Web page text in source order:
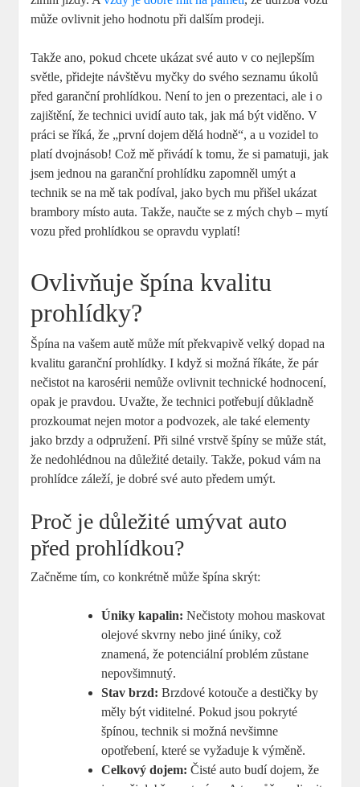
může ovlivnit jeho hodnotu při dalším prodeji.
Takže ano, pokud chcete ukázat své auto v co nejlepším
světle, přidejte návštěvu myčky do svého seznamu úkolů
před garanční prohlídkou. Není to jen o prezentaci, ale i o
zajištění, že technici uvidí auto tak, jak má být viděno. V
práci se říká, že „první dojem dělá hodně“, a u vozidel to
platí dvojnásob! Což mě přivádí k tomu, že si pamatuji, jak
jsem jednou na garanční prohlídku zapomněl umýt a
technik se na mě tak podíval, jako bych mu přišel ukázat
brambory místo auta. Takže, naučte se z mých chyb – mytí
vozu před prohlídkou se opravdu vyplatí!
Ovlivňuje špína kvalitu
prohlídky?
Špína na vašem autě může mít překvapivě velký dopad na
kvalitu garanční prohlídky. I když si možná říkáte, že pár
nečistot na karosérii nemůže ovlivnit technické hodnocení,
opak je pravdou. Uvažte, že technici potřebují důkladně
prozkoumat nejen motor a podvozek, ale také elementy
jako brzdy a odpružení. Při silné vrstvě špíny se může stát,
že nedohlédnou na důležité detaily. Takže, pokud vám na
prohlídce záleží, je dobré své auto předem umýt.
Proč je důležité umývat auto
před prohlídkou?
Začněme tím, co konkrétně může špína skrýt:
Úniky kapalin: Nečistoty mohou maskovat
olejové skvrny nebo jiné úniky, což
znamená, že potenciální problém zůstane
nepovšimnutý.
Stav brzd: Brzdové kotouče a destičky by
měly být viditelné. Pokud jsou pokryté
špínou, technik si možná nevšimne
opotřebení, které se vyžaduje k výměně.
Celkový dojem: Čisté auto budí dojem, že